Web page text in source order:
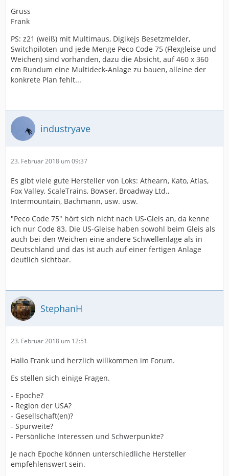
Gruss
Frank
PS: z21 (weiß) mit Multimaus, Digikejs Besetzmelder,
Switchpiloten und jede Menge Peco Code 75 (Flexgleise und
Weichen) sind vorhanden, dazu die Absicht, auf 460 x 360
cm Rundum eine Multideck-Anlage zu bauen, alleine der
konkrete Plan fehlt...
industryave
23. Februar 2018 um 09:37
Es gibt viele gute Hersteller von Loks: Athearn, Kato, Atlas,
Fox Valley, ScaleTrains, Bowser, Broadway Ltd.,
Intermountain, Bachmann, usw. usw.
"Peco Code 75" hört sich nicht nach US-Gleis an, da kenne
ich nur Code 83. Die US-Gleise haben sowohl beim Gleis als
auch bei den Weichen eine andere Schwellenlage als in
Deutschland und das ist auch auf einer fertigen Anlage
deutlich sichtbar.
StephanH
23. Februar 2018 um 12:51
Hallo Frank und herzlich willkommen im Forum.
Es stellen sich einige Fragen.
- Epoche?
- Region der USA?
- Gesellschaft(en)?
- Spurweite?
- Persönliche Interessen und Schwerpunkte?
Je nach Epoche können unterschiedliche Hersteller
empfehlenswert sein.